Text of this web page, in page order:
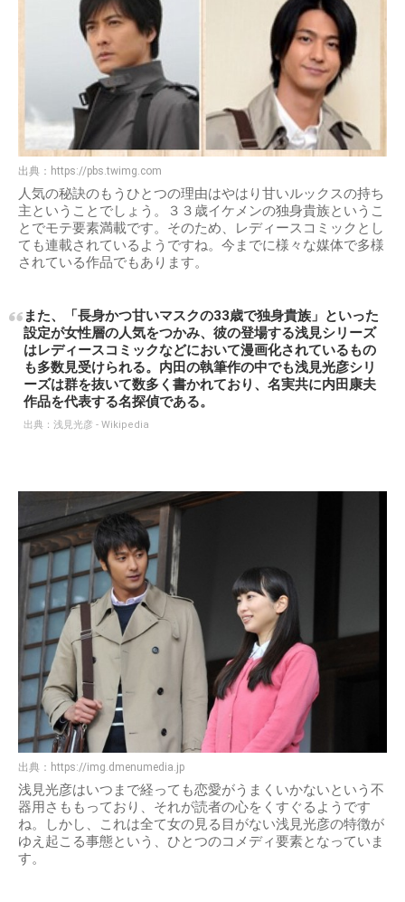
出典： https://pbs.twimg.com
人気の秘訣のもうひとつの理由はやはり甘いルックスの持ち
主ということでしょう。３３歳イケメンの独身貴族というこ
とでモテ要素満載です。そのため、レディースコミックとし
ても連載されているようですね。今までに様々な媒体で多様
されている作品でもあります。
また、「長身かつ甘いマスクの33歳で独身貴族」といった
設定が女性層の人気をつかみ、彼の登場する浅見シリーズ
はレディースコミックなどにおいて漫画化されているもの
も多数見受けられる。内田の執筆作の中でも浅見光彦シリ
ーズは群を抜いて数多く書かれており、名実共に内田康夫
作品を代表する名探偵である。
出典： 浅見光彦 - Wikipedia
出典： https://img.dmenumedia.jp
浅見光彦はいつまで経っても恋愛がうまくいかないという不
器用さももっており、それが読者の心をくすぐるようです
ね。しかし、これは全て女の見る目がない浅見光彦の特徴が
ゆえ起こる事態という、ひとつのコメディ要素となっていま
す。